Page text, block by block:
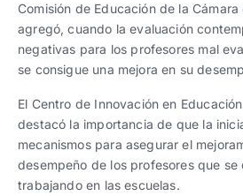
Comisión de Educación de la
agregó, cuando la evaluación
negativas para los profesores mal
se consigue una mejora en su
El Centro de Innovación en
destacó la importancia de que la
mecanismos para asegurar el
desempeño de los profesores que se
trabajando en las escuelas.